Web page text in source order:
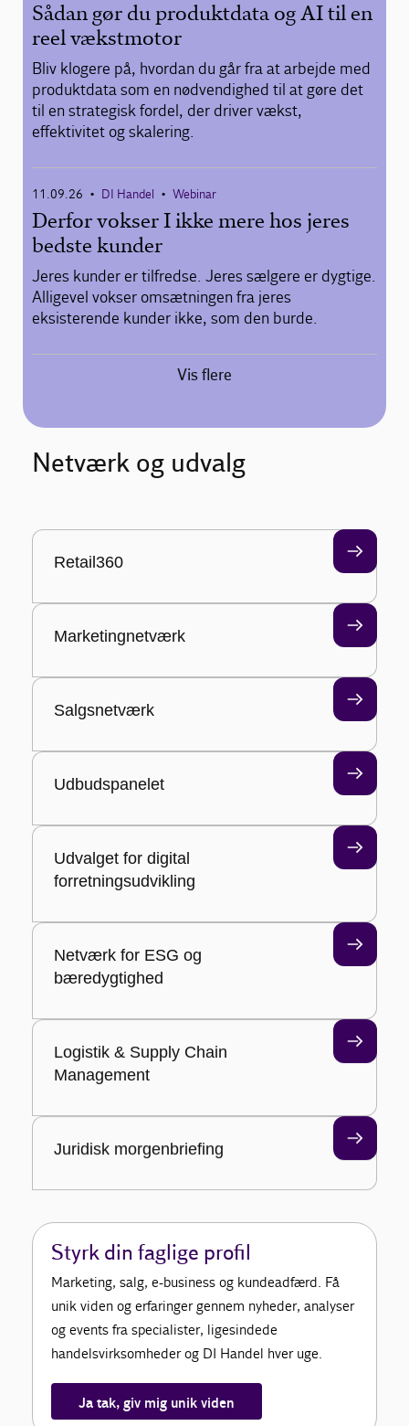
Sådan gør du produktdata og AI til en
reel vækstmotor
Bliv klogere på, hvordan du går fra at arbejde med
produktdata som en nødvendighed til at gøre det
til en strategisk fordel, der driver vækst,
effektivitet og skalering.
11.09.26 • DI Handel • Webinar
Derfor vokser I ikke mere hos jeres
bedste kunder
Jeres kunder er tilfredse. Jeres sælgere er dygtige.
Alligevel vokser omsætningen fra jeres
eksisterende kunder ikke, som den burde.
Vis flere
Netværk og udvalg
Retail360
Marketingnetværk
Salgsnetværk
Udbudspanelet
Udvalget for digital
forretningsudvikling
Netværk for ESG og
bæredygtighed
Logistik & Supply Chain
Management
Juridisk morgenbriefing
Styrk din faglige profil
Marketing, salg, e-business og kundeadfærd. Få
unik viden og erfaringer gennem nyheder, analyser
og events fra specialister, ligesindede
handelsvirksomheder og DI Handel hver uge.
Ja tak, giv mig unik viden